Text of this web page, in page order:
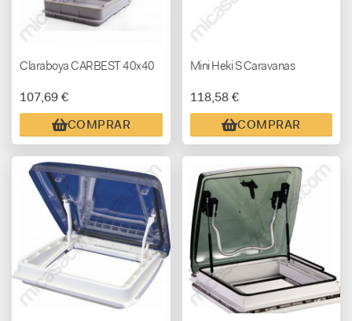
Claraboya CARBEST 40x40
107,69 €
COMPRAR
Mini Heki S Caravanas
118,58 €
COMPRAR